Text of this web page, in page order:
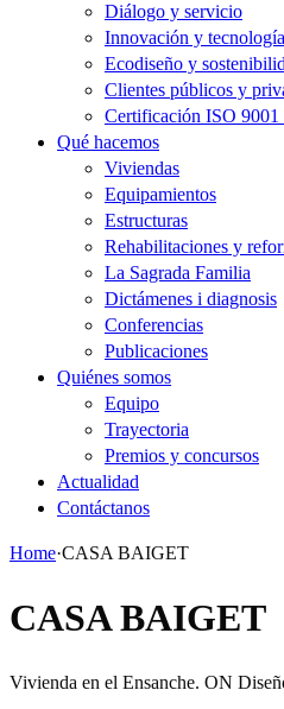
Diálogo y servicio
Innovación y tecnología
Ecodiseño y
Clientes públicos y
Certificación ISO 9001
Qué hacemos
Viviendas
Equipamientos
Estructuras
Rehabilitaciones y
La Sagrada Familia
Dictámenes i diagnosis
Conferencias
Publicaciones
Quiénes somos
Equipo
Trayectoria
Premios y concursos
Actualidad
Contáctanos
Home·CASA BAIGET
CASA BAIGET
Vivienda en el Ensanche. ON